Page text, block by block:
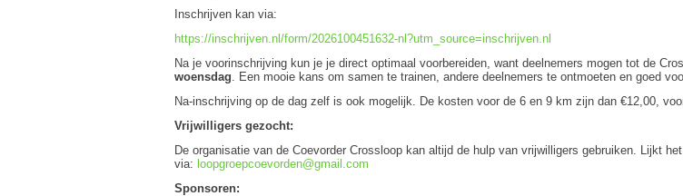
Inschrijven kan via:
https://inschrijven.nl/form/2026100451632-nl?utm_source=inschrijven.nl
Na je voorinschrijving kun je je direct optimaal voorbereiden, want deelnemers mogen tot de
woensdag. Een mooie kans om samen te trainen, andere deelnemers te ontmoeten en goed
Na-inschrijving op de dag zelf is ook mogelijk. De kosten voor de 6 en 9 km zijn dan €12,00,
Vrijwilligers gezocht:
De organisatie van de Coevorder Crossloop kan altijd de hulp van vrijwilligers gebruiken. Lijkt
via: loopgroepcoevorden@gmail.com
Sponsoren: